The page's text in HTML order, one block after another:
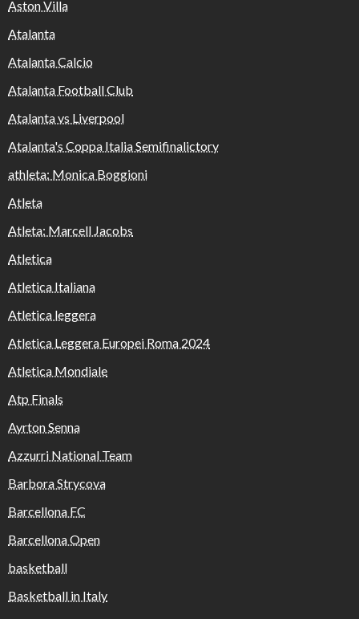
Aston Villa
Atalanta
Atalanta Calcio
Atalanta Football Club
Atalanta vs Liverpool
Atalanta's Coppa Italia Semifinalictory
athleta: Monica Boggioni
Atleta
Atleta: Marcell Jacobs
Atletica
Atletica Italiana
Atletica leggera
Atletica Leggera Europei Roma 2024
Atletica Mondiale
Atp Finals
Ayrton Senna
Azzurri National Team
Barbora Strycova
Barcellona FC
Barcellona Open
basketball
Basketball in Italy